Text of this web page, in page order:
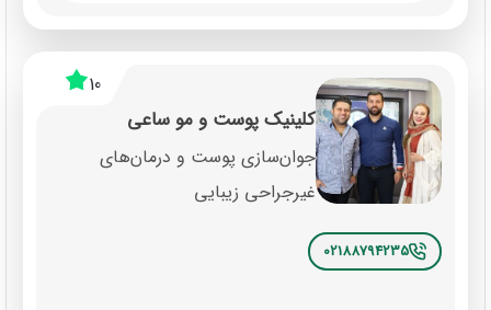
10
کلینیک پوست و مو ساعی
جوان‌سازی پوست و درمان‌های
غیرجراحی زیبایی
02188794235